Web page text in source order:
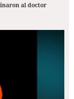
al doctor